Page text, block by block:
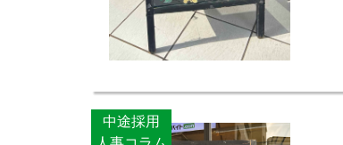
中途採用